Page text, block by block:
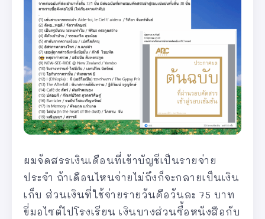
ผมจัดสรรเงินเดือนที่เข้าบัญชีเป็นรายจ่าย
ประจำ ถ้าเดือนไหนจ่ายไม่ถึงก็จะกลายเป็นเงิน
เก็บ ส่วนเงินที่ใช้จ่ายรายวันคือวันละ 75 บาท
ขี่มอไซต์ไปโรงเรียน เงินบางส่วนซื้อหนังสือกับ